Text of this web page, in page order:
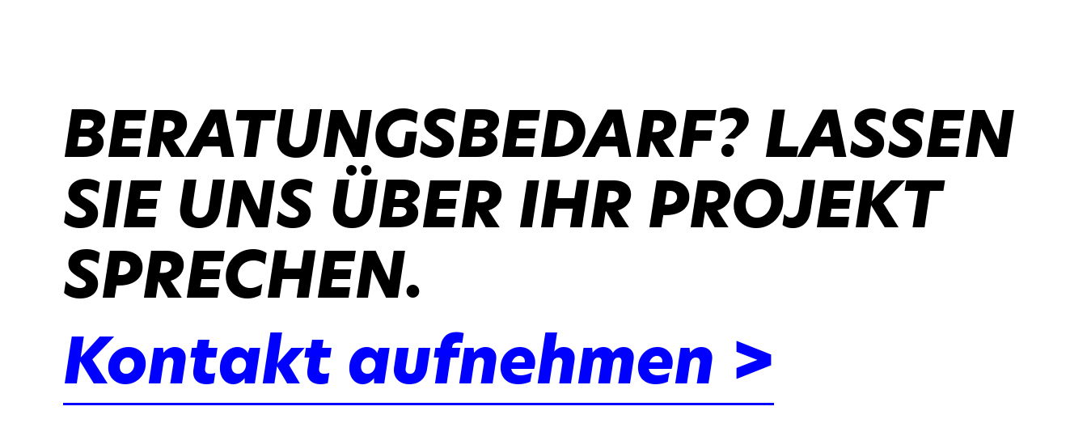
BERATUNGSBEDARF? LASSEN
SIE UNS ÜBER IHR PROJEKT
SPRECHEN.
Kontakt aufnehmen >